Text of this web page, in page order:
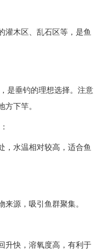
灌木区、乱石区等，是鱼
是垂钓的理想选择。注意
下竿。
，水温相对较高，适合鱼
源，吸引鱼群聚集。
升快，溶氧度高，有利于